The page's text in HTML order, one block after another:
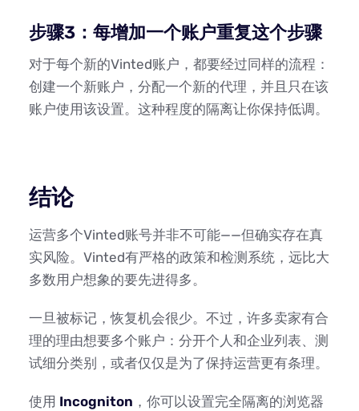
步骤3：每增加一个账户重复这个步骤
对于每个新的Vinted账户，都要经过同样的流程：
创建一个新账户，分配一个新的代理，并且只在该
账户使用该设置。这种程度的隔离让你保持低调。
结论
运营多个Vinted账号并非不可能——但确实存在真
实风险。Vinted有严格的政策和检测系统，远比大
多数用户想象的要先进得多。
一旦被标记，恢复机会很少。不过，许多卖家有合
理的理由想要多个账户：分开个人和企业列表、测
试细分类别，或者仅仅是为了保持运营更有条理。
使用 Incogniton ，你可以设置完全隔离的浏览器